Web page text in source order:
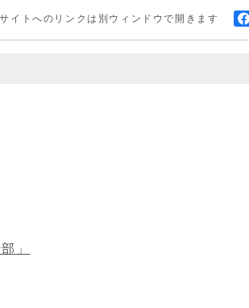
イトへのリンクは別ウィンドウで開きます
」